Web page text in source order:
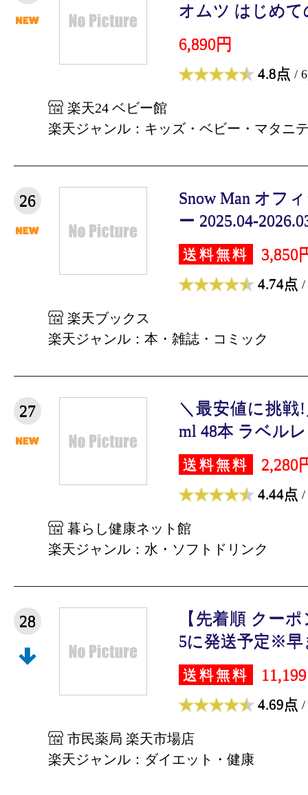
オムツ はじめて
6,890円
4.8点 /
楽天24 ベビー館
楽天ジャンル：キッズ・ベビー・マタニ
26
Snow Man オフ
ー 2025.04-
送料無料 3,850
4.74点 /
楽天ブックス
楽天ジャンル：本・雑誌・コミック
27
＼最安値に挑戦
ml 48本 ラベル
送料無料 2,280
4.44点 /
暮らし健康ネット館
楽天ジャンル：水・ソフトドリンク
28
【先着順 クー
5に発送予定※早
送料無料
4.69点 /
市民薬局 楽天市場店
楽天ジャンル：ダイエット・健康